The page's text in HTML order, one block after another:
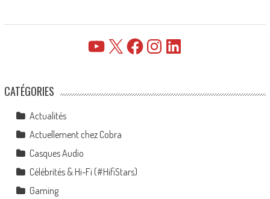
YouTube FacebookInstagramLinkedIn
CATÉGORIES
Actualités
Actuellement chez Cobra
Casques Audio
Célébrités & Hi-Fi (#HifiStars)
Gaming